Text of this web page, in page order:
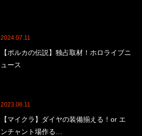
2024.07.11
【ポルカの伝説】独占取材！ホロライブニ
ュース
2023.06.11
【マイクラ】ダイヤの装備揃える！or エ
ンチャント場作る…